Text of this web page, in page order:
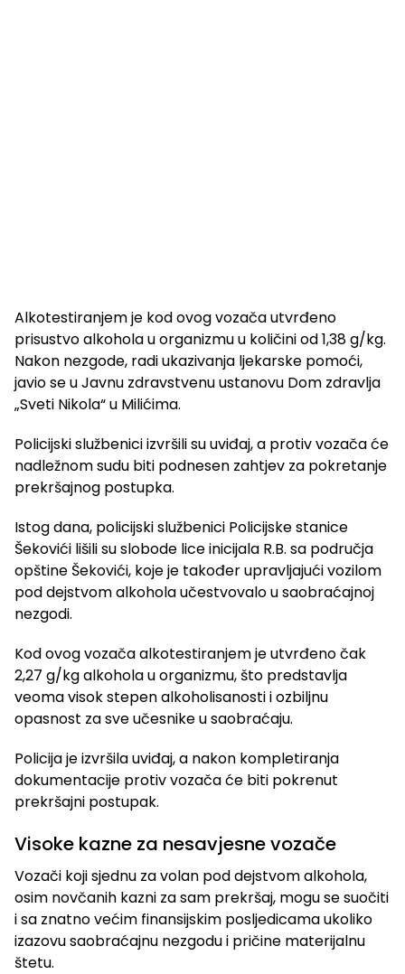
Alkotestiranjem je kod ovog vozača utvrđeno
prisustvo alkohola u organizmu u količini od 1,38 g/kg.
Nakon nezgode, radi ukazivanja ljekarske pomoći,
javio se u Javnu zdravstvenu ustanovu Dom zdravlja
„Sveti Nikola“ u Milićima.
Policijski službenici izvršili su uviđaj, a protiv vozača će
nadležnom sudu biti podnesen zahtjev za pokretanje
prekršajnog postupka.
Istog dana, policijski službenici Policijske stanice
Šekovići lišili su slobode lice inicijala R.B. sa područja
opštine Šekovići, koje je također upravljajući vozilom
pod dejstvom alkohola učestvovalo u saobraćajnoj
nezgodi.
Kod ovog vozača alkotestiranjem je utvrđeno čak
2,27 g/kg alkohola u organizmu, što predstavlja
veoma visok stepen alkoholisanosti i ozbiljnu
opasnost za sve učesnike u saobraćaju.
Policija je izvršila uviđaj, a nakon kompletiranja
dokumentacije protiv vozača će biti pokrenut
prekršajni postupak.
Visoke kazne za nesavjesne vozače
Vozači koji sjednu za volan pod dejstvom alkohola,
osim novčanih kazni za sam prekršaj, mogu se suočiti
i sa znatno većim finansijskim posljedicama ukoliko
izazovu saobraćajnu nezgodu i pričine materijalnu
štetu.